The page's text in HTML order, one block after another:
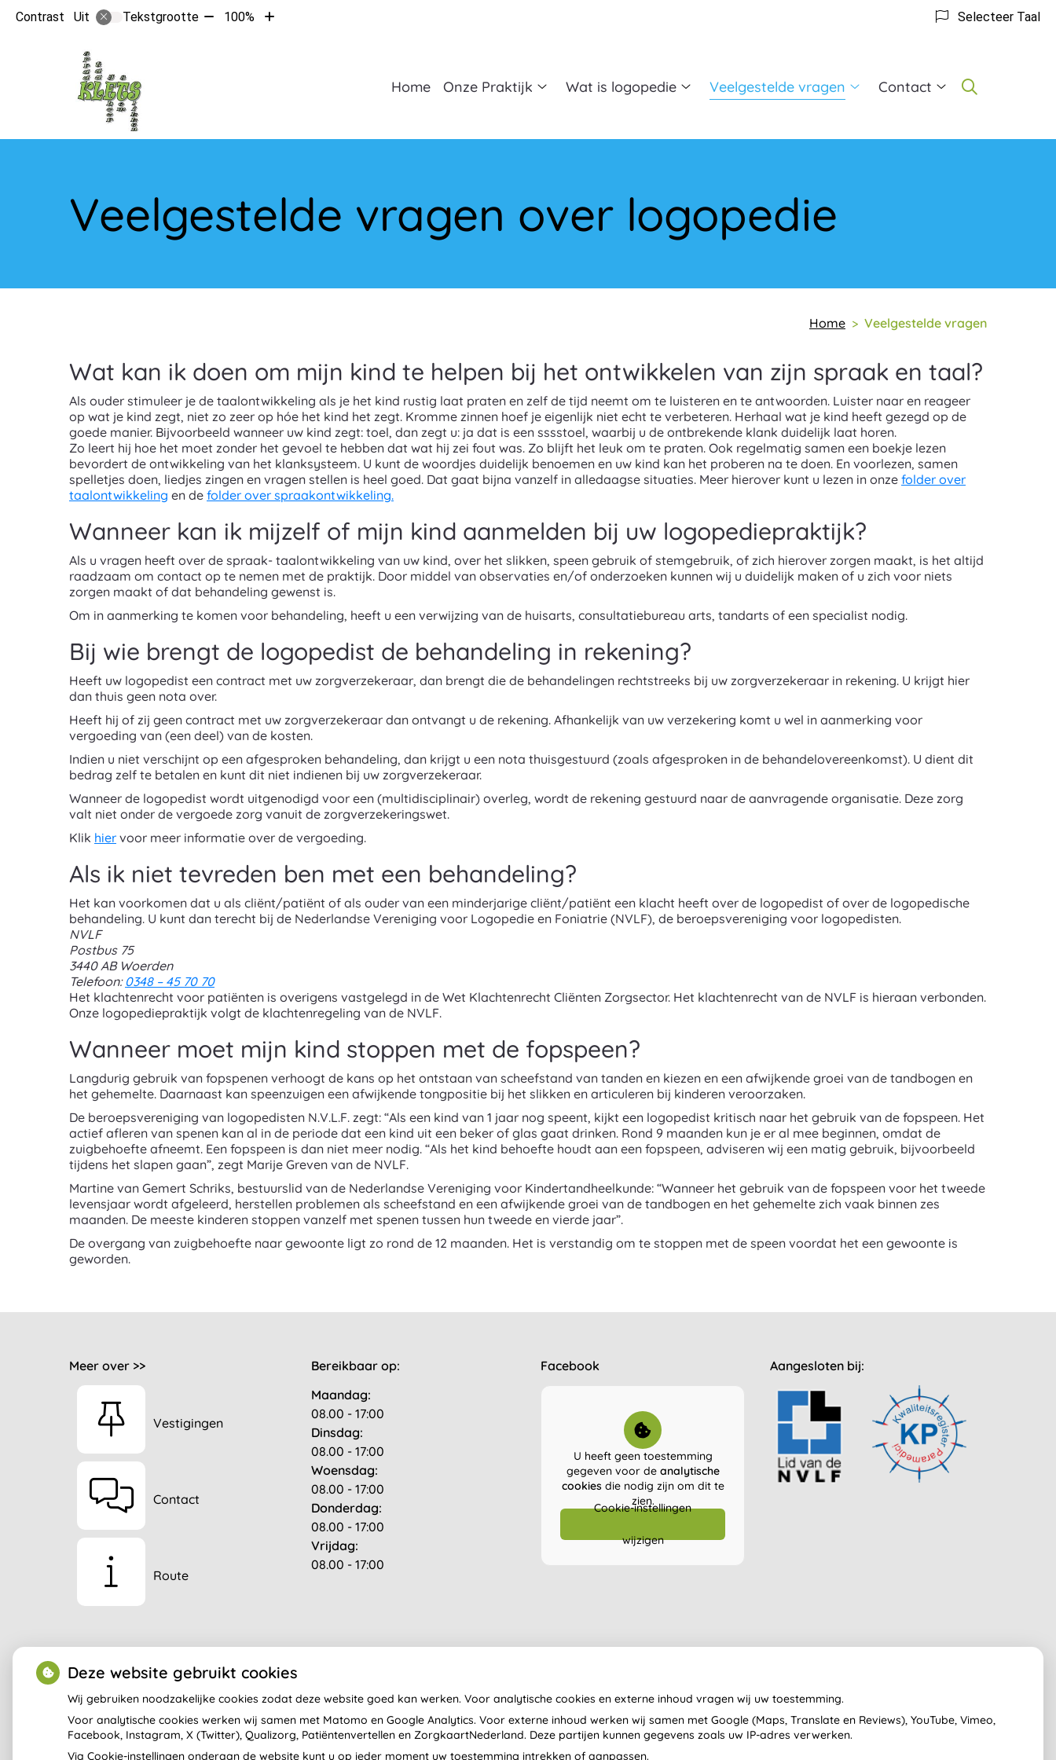
Contrast Uit Tekstgrootte Tekst100%
Tekst
Selecteer Taal
Hoofdmenu
Home Onze Praktijk Wat is logopedie Veelgestelde vragen Contact
Home Veelgestelde vragen
Veelgestelde vragen over logopedie
Wat kan ik doen om mijn kind te helpen bij het ontwikkelen van zijn spraak en taal?
Als ouder stimuleer je de taalontwikkeling als je het kind rustig laat praten en zelf de tijd neemt om te luisteren en te antwoorden. Luister naar en reageer
op wat je kind zegt, niet zo zeer op hóe het kind het zegt. Kromme zinnen hoef je eigenlijk niet echt te verbeteren. Herhaal wat je kind heeft gezegd op de
goede manier. Bijvoorbeeld wanneer uw kind zegt: toel, dan zegt u: ja dat is een sssstoel, waarbij u de ontbrekende klank duidelijk laat horen.
Zo leert hij hoe het moet zonder het gevoel te hebben dat wat hij zei fout was. Zo blijft het leuk om te praten. Ook regelmatig samen een boekje lezen
bevordert de ontwikkeling van het klanksysteem. U kunt de woordjes duidelijk benoemen en uw kind kan het proberen na te doen. En voorlezen, samen
spelletjes doen, liedjes zingen en vragen stellen is heel goed. Dat gaat bijna vanzelf in alledaagse situaties. Meer hierover kunt u lezen in onze folder over
taalontwikkeling en de folder over spraakontwikkeling.
Wanneer kan ik mijzelf of mijn kind aanmelden bij uw logopediepraktijk?
Als u vragen heeft over de spraak- taalontwikkeling van uw kind, over het slikken, speen gebruik of stemgebruik, of zich hierover zorgen maakt, is het altijd
raadzaam om contact op te nemen met de praktijk. Door middel van observaties en/of onderzoeken kunnen wij u duidelijk maken of u zich voor niets
zorgen maakt of dat behandeling gewenst is.
Om in aanmerking te komen voor behandeling, heeft u een verwijzing van de huisarts, consultatiebureau arts, tandarts of een specialist nodig.
Bij wie brengt de logopedist de behandeling in rekening?
Heeft uw logopedist een contract met uw zorgverzekeraar, dan brengt die de behandelingen rechtstreeks bij uw zorgverzekeraar in rekening. U krijgt hier
dan thuis geen nota over.
Heeft hij of zij geen contract met uw zorgverzekeraar dan ontvangt u de rekening. Afhankelijk van uw verzekering komt u wel in aanmerking voor
vergoeding van (een deel) van de kosten.
Indien u niet verschijnt op een afgesproken behandeling, dan krijgt u een nota thuisgestuurd (zoals afgesproken in de behandelovereenkomst). U dient dit
bedrag zelf te betalen en kunt dit niet indienen bij uw zorgverzekeraar.
Wanneer de logopedist wordt uitgenodigd voor een (multidisciplinair) overleg, wordt de rekening gestuurd naar de aanvragende organisatie. Deze zorg
valt niet onder de vergoede zorg vanuit de zorgverzekeringswet.
Klik hier voor meer informatie over de vergoeding.
Als ik niet tevreden ben met een behandeling?
Het kan voorkomen dat u als cliënt/patiënt of als ouder van een minderjarige cliënt/patiënt een klacht heeft over de logopedist of over de logopedische
behandeling. U kunt dan terecht bij de Nederlandse Vereniging voor Logopedie en Foniatrie (NVLF), de beroepsvereniging voor logopedisten.
NVLF
Postbus 75
3440 AB Woerden
Telefoon: 0348 – 45 70 70
Het klachtenrecht voor patiënten is overigens vastgelegd in de Wet Klachtenrecht Cliënten Zorgsector. Het klachtenrecht van de NVLF is hieraan verbonden.
Onze logopediepraktijk volgt de klachtenregeling van de NVLF.
Wanneer moet mijn kind stoppen met de fopspeen?
Langdurig gebruik van fopspenen verhoogt de kans op het ontstaan van scheefstand van tanden en kiezen en een afwijkende groei van de tandbogen en
het gehemelte. Daarnaast kan speenzuigen een afwijkende tongpositie bij het slikken en articuleren bij kinderen veroorzaken.
De beroepsvereniging van logopedisten N.V.L.F. zegt: “Als een kind van 1 jaar nog speent, kijkt een logopedist kritisch naar het gebruik van de fopspeen. Het
actief afleren van spenen kan al in de periode dat een kind uit een beker of glas gaat drinken. Rond 9 maanden kun je er al mee beginnen, omdat de
zuigbehoefte afneemt. Een fopspeen is dan niet meer nodig. “Als het kind behoefte houdt aan een fopspeen, adviseren wij een matig gebruik, bijvoorbeeld
tijdens het slapen gaan”, zegt Marije Greven van de NVLF.
Martine van Gemert Schriks, bestuurslid van de Nederlandse Vereniging voor Kindertandheelkunde: “Wanneer het gebruik van de fopspeen voor het tweede
levensjaar wordt afgeleerd, herstellen problemen als scheefstand en een afwijkende groei van de tandbogen en het gehemelte zich vaak binnen zes
maanden. De meeste kinderen stoppen vanzelf met spenen tussen hun tweede en vierde jaar”.
De overgang van zuigbehoefte naar gewoonte ligt zo rond de 12 maanden. Het is verstandig om te stoppen met de speen voordat het een gewoonte is
geworden.
Meer over >>
Vestigingen
Contact
Route
Bereikbaar op:
Maandag:
08.00 - 17:00
Dinsdag:
08.00 - 17:00
Woensdag:
08.00 - 17:00
Donderdag:
08.00 - 17:00
Vrijdag:
08.00 - 17:00
Facebook
U heeft geen toestemming
gegeven voor de analytische
cookies die nodig zijn om dit te
zien.
Cookie-instellingen
wijzigen
Aangesloten bij:
Deze website gebruikt cookies
Wij gebruiken noodzakelijke cookies zodat deze website goed kan werken. Voor analytische cookies en externe inhoud vragen wij uw toestemming.
Voor analytische cookies werken wij samen met Matomo en Google Analytics. Voor externe inhoud werken wij samen met Google (Maps, Translate en Reviews), YouTube, Vimeo,
Facebook, Instagram, X (Twitter), Qualizorg, Patiëntenvertellen en ZorgkaartNederland. Deze partijen kunnen gegevens zoals uw IP-adres verwerken.
Via Cookie-instellingen onderaan de website kunt u op ieder moment uw toestemming intrekken of aanpassen.